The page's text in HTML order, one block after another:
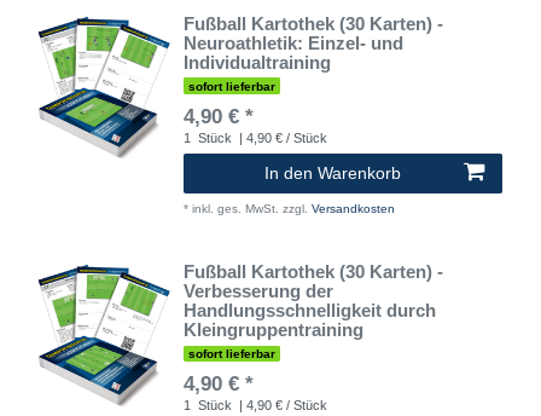
Fußball Kartothek (30 Karten) -
Neuroathletik: Einzel- und
Individualtraining
sofort lieferbar
4,90 € *
1 Stück | 4,90 € / Stück
In den Warenkorb
* inkl. ges. MwSt. zzgl. Versandkosten
Fußball Kartothek (30 Karten) -
Verbesserung der
Handlungsschnelligkeit durch
Kleingruppentraining
sofort lieferbar
4,90 € *
1 Stück | 4,90 € / Stück